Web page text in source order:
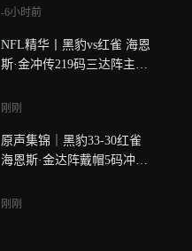
-6小时前
NFL精华丨黑豹vs红雀 海恩
斯·金冲传219码三达阵主宰
刚刚
原声集锦｜黑豹33-30红雀
海恩斯·金达阵戴帽5码冲锋
刚刚